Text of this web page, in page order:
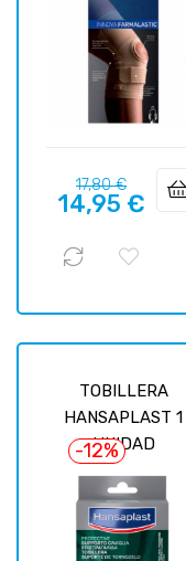
Precio
regular
17,80 €Precio
14,95 €
TOBILLERA
HANSAPLAST 1
UNIDAD
-12%